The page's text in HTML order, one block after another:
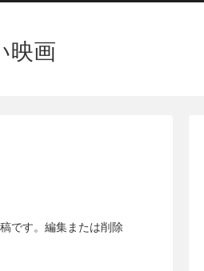
映画
です。編集または削除